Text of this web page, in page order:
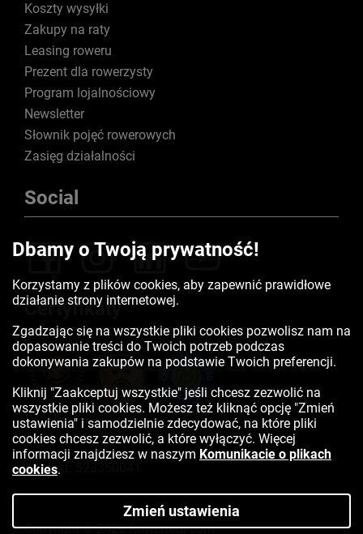
Koszty wysyłki
Zakupy na raty
Leasing roweru
Prezent dla rowerzysty
Program lojalnościowy
Newsletter
Słownik pojęć rowerowych
Zasięg działalności
Social
Certyfikaty
Kontakt:
Copyright © 2026 Rowertour.com
Dbamy o Twoją prywatność!
Korzystamy z plików cookies, aby zapewnić prawidłowe
działanie strony internetowej.
Zgadzając się na wszystkie pliki cookies pozwolisz nam na
dopasowanie treści do Twoich potrzeb podczas
dokonywania zakupów na podstawie Twoich preferencji.
Kliknij "Zaakceptuj wszystkie" jeśli chcesz zezwolić na
wszystkie pliki cookies. Możesz też kliknąć opcję "Zmień
ustawienia" i samodzielnie zdecydować, na które pliki
cookies chcesz zezwolić, a które wyłączyć. Więcej
informacji znajdziesz w naszym Komunikacie o plikach
cookies.
Zmień ustawienia